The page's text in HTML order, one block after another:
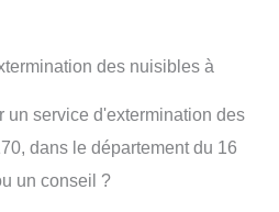
des nuisibles à
un service d'extermination des
dans le département du 16
un conseil ?